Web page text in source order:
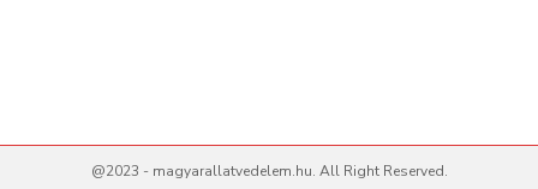
@2023 - magyarallatvedelem.hu. All Right Reserved.